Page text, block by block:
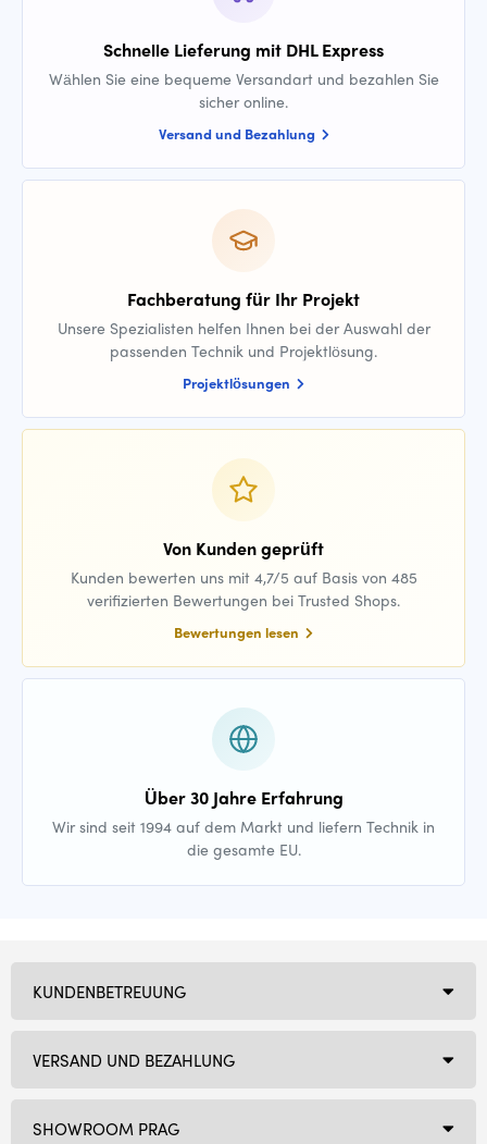
Schnelle Lieferung mit DHL Express
Wählen Sie eine bequeme Versandart und bezahlen Sie
sicher online.
Versand und Bezahlung
Fachberatung für Ihr Projekt
Unsere Spezialisten helfen Ihnen bei der Auswahl der
passenden Technik und Projektlösung.
Projektlösungen
Von Kunden geprüft
Kunden bewerten uns mit 4,7/5 auf Basis von 485
verifizierten Bewertungen bei Trusted Shops.
Bewertungen lesen
Über 30 Jahre Erfahrung
Wir sind seit 1994 auf dem Markt und liefern Technik in
die gesamte EU.
SHOWROOM PRAG
KUNDENBETREUUNG
VERSAND UND BEZAHLUNG